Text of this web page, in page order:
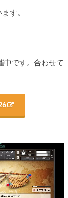
す。
中です。合わせて